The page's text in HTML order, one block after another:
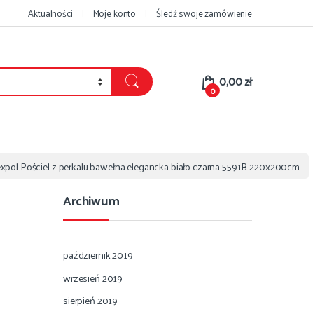
Aktualności Moje konto Śledź swoje zamówienie
0 0,00zł
Pościel z perkalu bawełna elegancka biało czarna 5591B 220x200cm
Archiwum
październik 2019
wrzesień 2019
sierpień 2019